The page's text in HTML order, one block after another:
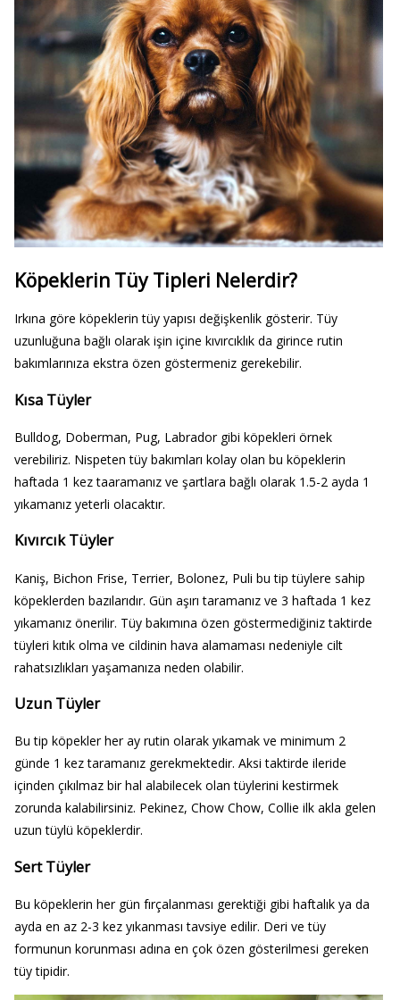
Köpeklerin Tüy Tipleri Nelerdir?
Irkına göre köpeklerin tüy yapısı değişkenlik gösterir. Tüy
uzunluğuna bağlı olarak işin içine kıvırcıklık da girince rutin
bakımlarınıza ekstra özen göstermeniz gerekebilir.
Kısa Tüyler
Bulldog, Doberman, Pug, Labrador gibi köpekleri örnek
verebiliriz. Nispeten tüy bakımları kolay olan bu köpeklerin
haftada 1 kez taaramanız ve şartlara bağlı olarak 1.5-2 ayda 1
yıkamanız yeterli olacaktır.
Kıvırcık Tüyler
Kaniş, Bichon Frise, Terrier, Bolonez, Puli bu tip tüylere sahip
köpeklerden bazılarıdır. Gün aşırı taramanız ve 3 haftada 1 kez
yıkamanız önerilir. Tüy bakımına özen göstermediğiniz taktirde
tüyleri kıtık olma ve cildinin hava alamaması nedeniyle cilt
rahatsızlıkları yaşamanıza neden olabilir.
Uzun Tüyler
Bu tip köpekler her ay rutin olarak yıkamak ve minimum 2
günde 1 kez taramanız gerekmektedir. Aksi taktirde ileride
içinden çıkılmaz bir hal alabilecek olan tüylerini kestirmek
zorunda kalabilirsiniz. Pekinez, Chow Chow, Collie ilk akla gelen
uzun tüylü köpeklerdir.
Sert Tüyler
Bu köpeklerin her gün fırçalanması gerektiği gibi haftalık ya da
ayda en az 2-3 kez yıkanması tavsiye edilir. Deri ve tüy
formunun korunması adına en çok özen gösterilmesi gereken
tüy tipidir.